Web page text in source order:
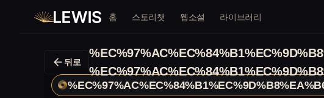
홈 스토리챗 웹소설 라이브러리
뒤로